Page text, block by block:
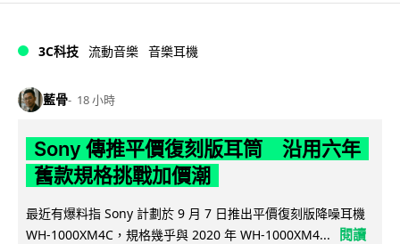
3C科技 流動音樂 音樂耳機
藍骨 18 小時
Sony 傳推平價復刻版耳筒 沿用六年
舊款規格挑戰加價潮
最近有爆料指 Sony 計劃於 9 月 7 日推出平價復刻版降噪耳機
WH-1000XM4C，規格幾乎與 2020 年 WH-1000XM4...
閱讀